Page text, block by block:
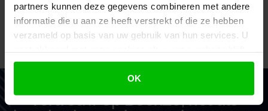
partners kunnen deze gegevens combineren met andere
informatie die u aan ze heeft verstrekt of die ze hebben
verzameld op basis van uw gebruik van hun services. U
gebruiken.
OK
bruto € 2.245,80.
Bron:Ministerie van Sociale Zaken en Werkgelegenheid |
besluit | nr. 2025-0000069776, Staatscourant 2025, 12264 | 31-
Vertrouw op BoekZo, net als